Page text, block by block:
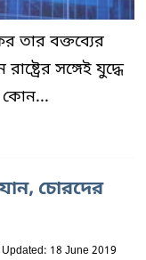
তার বক্তব্যের
সঙ্গেই যুদ্ধে
কোন...
চোরদের
Updated: 18 June 2019